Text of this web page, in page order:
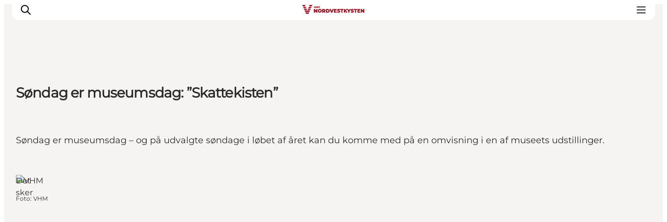
Feriesteder
Inspiration
Overnatning
Søndag er museumsdag: ”Skattekisten”
Søndag er museumsdag – og på udvalgte søndage i løbet af året kan du komme med på en omvisning i en af museets udstillinger.
Det
sker
Foto: VHM